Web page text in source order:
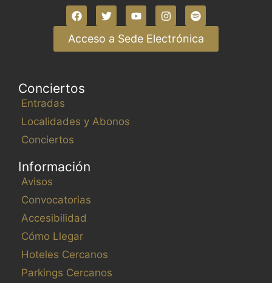
Acceso a Sede Electrónica
Conciertos
Entradas
Localidades y Abonos
Conciertos
Información
Avisos
Convocatorias
Accesibilidad
Cómo Llegar
Hoteles Cercanos
Parkings Cercanos